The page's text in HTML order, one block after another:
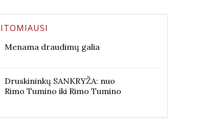
Menama draudimų galia
Druskininkų SANKRYŽA: nuo
Rimo Tumino iki Rimo Tumino